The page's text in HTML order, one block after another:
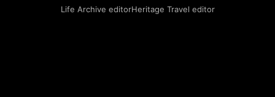
Life Archive editorHeritage Travel editor